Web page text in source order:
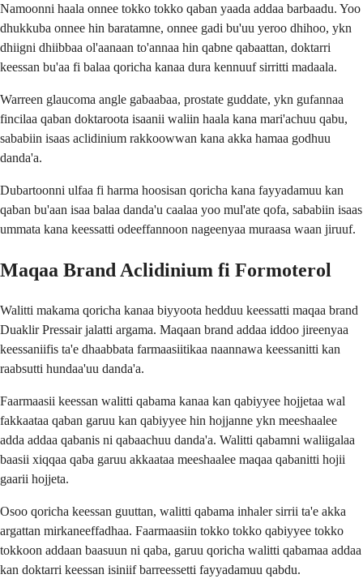
Namoonni haala onnee tokko tokko qaban yaada addaa barbaadu. Yoo
dhukkuba onnee hin baratamne, onnee gadi bu'uu yeroo dhihoo, ykn
dhiigni dhiibbaa ol'aanaan to'annaa hin qabne qabaattan, doktarri
keessan bu'aa fi balaa qoricha kanaa dura kennuuf sirritti madaala.
Warreen glaucoma angle gabaabaa, prostate guddate, ykn gufannaa
fincilaa qaban doktaroota isaanii waliin haala kana mari'achuu qabu,
sababiin isaas aclidinium rakkoowwan kana akka hamaa godhuu
danda'a.
Dubartoonni ulfaa fi harma hoosisan qoricha kana fayyadamuu kan
qaban bu'aan isaa balaa danda'u caalaa yoo mul'ate qofa, sababiin isaas
ummata kana keessatti odeeffannoon nageenyaa muraasa waan jiruuf.
Maqaa Brand Aclidinium fi Formoterol
Walitti makama qoricha kanaa biyyoota hedduu keessatti maqaa brand
Duaklir Pressair jalatti argama. Maqaan brand addaa iddoo jireenyaa
keessaniifis ta'e dhaabbata farmaasiitikaa naannawa keessanitti kan
raabsutti hundaa'uu danda'a.
Faarmaasii keessan walitti qabama kanaa kan qabiyyee hojjetaa wal
fakkaataa qaban garuu kan qabiyyee hin hojjanne ykn meeshaalee
adda addaa qabanis ni qabaachuu danda'a. Walitti qabamni waliigalaa
baasii xiqqaa qaba garuu akkaataa meeshaalee maqaa qabanitti hojii
gaarii hojjeta.
Osoo qoricha keessan guuttan, walitti qabama inhaler sirrii ta'e akka
argattan mirkaneeffadhaa. Faarmaasiin tokko tokko qabiyyee tokko
tokkoon addaan baasuun ni qaba, garuu qoricha walitti qabamaa addaa
kan doktarri keessan isiniif barreessetti fayyadamuu qabdu.